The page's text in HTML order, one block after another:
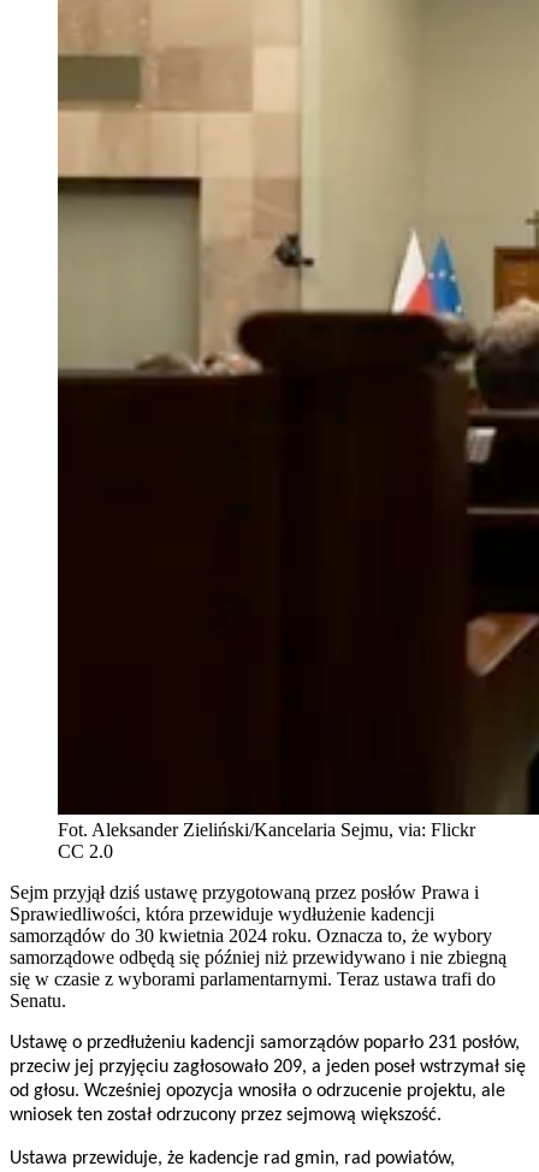
Fot. Aleksander Zieliński/Kancelaria Sejmu, via: Flickr
CC 2.0
Sejm przyjął dziś ustawę przygotowaną przez posłów Prawa i
Sprawiedliwości, która przewiduje wydłużenie kadencji
samorządów do 30 kwietnia 2024 roku. Oznacza to, że wybory
samorządowe odbędą się później niż przewidywano i nie zbiegną
się w czasie z wyborami parlamentarnymi. Teraz ustawa trafi do
Senatu.
Ustawę o przedłużeniu kadencji samorządów poparło 231 posłów,
przeciw jej przyjęciu zagłosowało 209, a jeden poseł wstrzymał się
od głosu. Wcześniej opozycja wnosiła o odrzucenie projektu, ale
wniosek ten został odrzucony przez sejmową większość.
Ustawa przewiduje, że kadencje rad gmin, rad powiatów,